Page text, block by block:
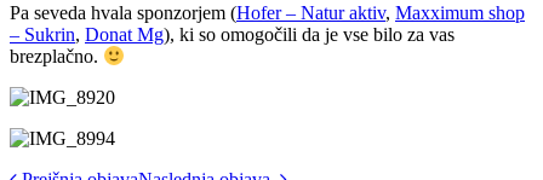
Pa seveda hvala sponzorjem (Hofer – Natur aktiv, Maxximum shop
– Sukrin, Donat Mg), ki so omogočili da je vse bilo za vas
brezplačno.